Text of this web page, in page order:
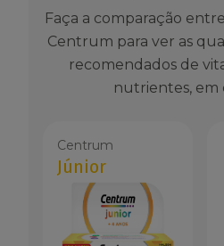
Faça a comparação
Centrum para ver as
recomendados de
nutrientes, em
Centrum
Júnior